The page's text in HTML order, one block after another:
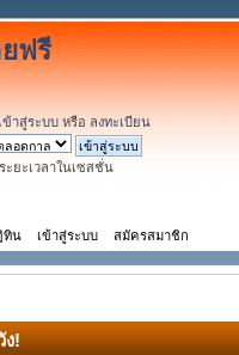
ฟรี
เข้าสู่ระบบ หรือ ลงทะเบียน
ยะเวลาในเซสชั่น
ทิน เข้าสู่ระบบ สมัครสมาชิก
ง!